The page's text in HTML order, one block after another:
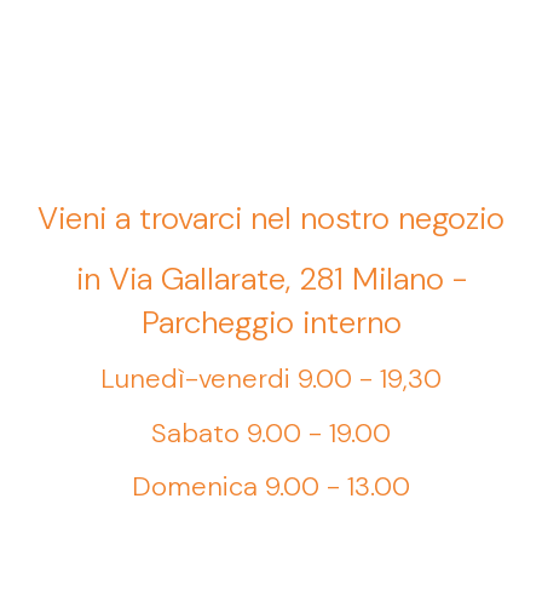
Vieni a trovarci nel nostro negozio
in Via Gallarate, 281 Milano -
Parcheggio interno
Lunedì-venerdi 9.00 - 19,30
Sabato 9.00 - 19.00
Domenica 9.00 - 13.00